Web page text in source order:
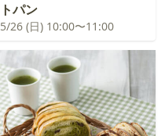
トパン
5/26 (日) 10:00〜11:00